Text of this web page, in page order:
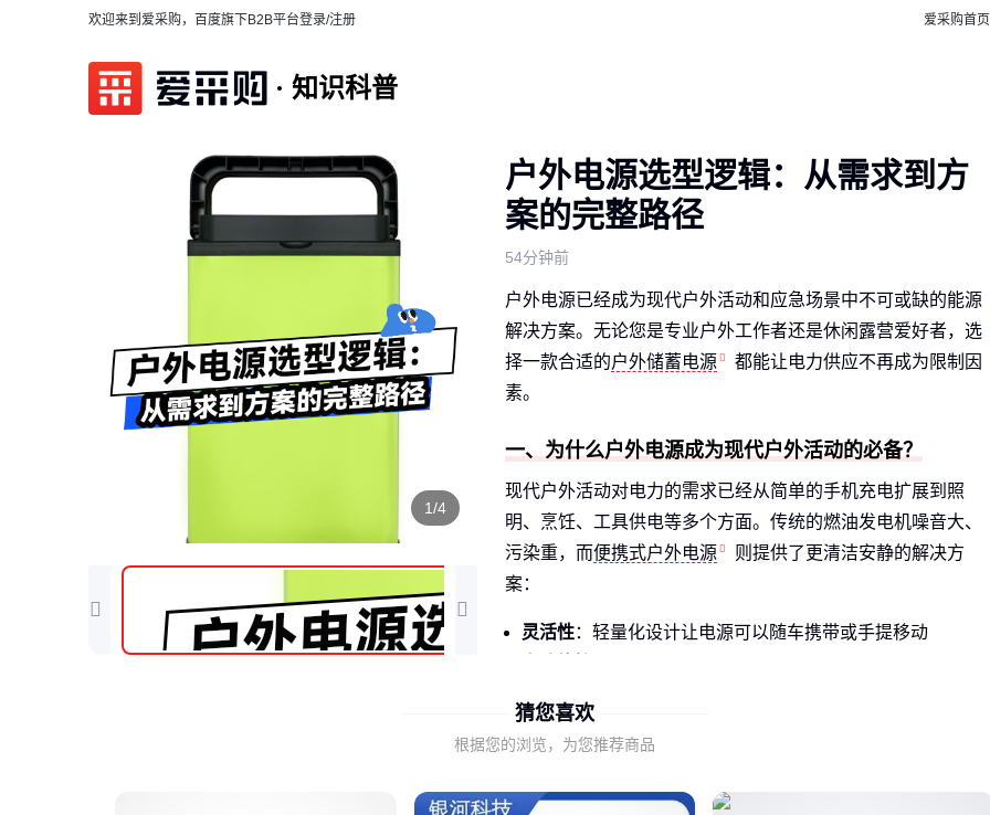
欢迎来到爱采购，百度旗下B2B平台登录/注册 爱采购首页
知识科普
1/4
户外电源选型逻辑：从需求到方
案的完整路径
54分钟前
户外电源已经成为现代户外活动和应急场景中不可或缺的能源
解决方案。无论您是专业户外工作者还是休闲露营爱好者，选
择一款合适的户外储蓄电源
都能让电力供应不再成为限制因
素。
一、为什么户外电源成为现代户外活动的必备？
现代户外活动对电力的需求已经从简单的手机充电扩展到照
明、烹饪、工具供电等多个方面。传统的燃油发电机噪音大、
污染重，而便携式户外电源
则提供了更清洁安静的解决方
案：
灵活性：轻量化设计让电源可以随车携带或手提移动
应急保障：在自然灾害或断电情况下，
为关键设备提供电力支持
随着太阳能技术的成熟，户外电源的续航能力也得到了显著提
猜您喜欢
根据您的浏览，为您推荐商品